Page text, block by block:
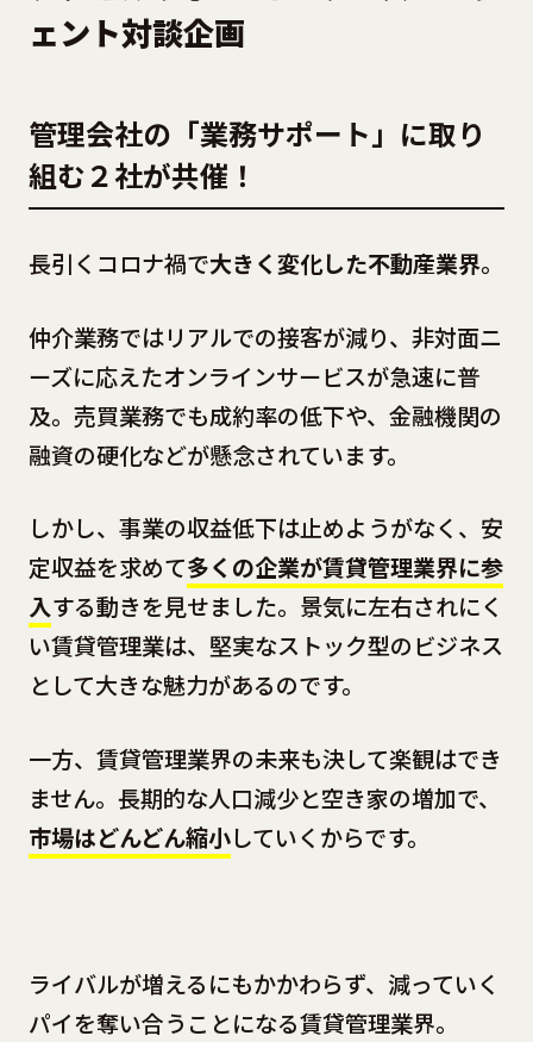
ェント対談企画
管理会社の「業務サポート」に取り
組む２社が共催！
長引くコロナ禍で大きく変化した不動産業界。
仲介業務ではリアルでの接客が減り、非対面ニ
ーズに応えたオンラインサービスが急速に普
及。売買業務でも成約率の低下や、金融機関の
融資の硬化などが懸念されています。
しかし、事業の収益低下は止めようがなく、安
定収益を求めて多くの企業が賃貸管理業界に参
入する動きを見せました。景気に左右されにく
い賃貸管理業は、堅実なストック型のビジネス
として大きな魅力があるのです。
一方、賃貸管理業界の未来も決して楽観はでき
ません。長期的な人口減少と空き家の増加で、
市場はどんどん縮小していくからです。
ライバルが増えるにもかかわらず、減っていく
パイを奪い合うことになる賃貸管理業界。